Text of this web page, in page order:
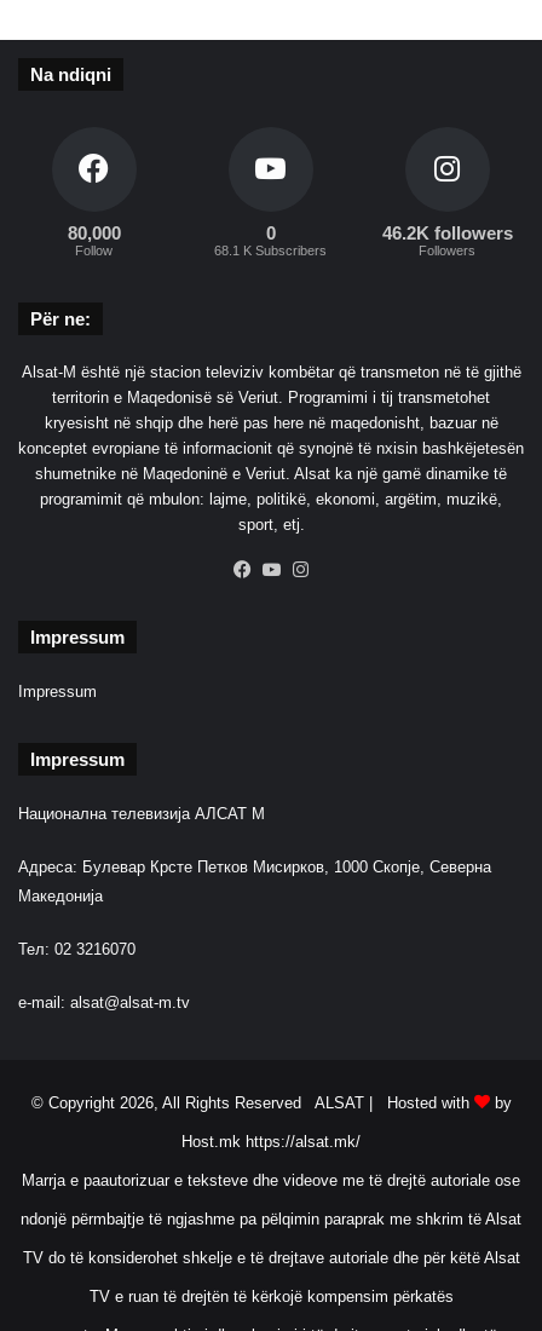
Na ndiqni
80,000
Follow
0
68.1 K Subscribers
46.2K followers
Followers
Për ne:
Alsat-M është një stacion televiziv kombëtar që transmeton në të gjithë
territorin e Maqedonisë së Veriut. Programimi i tij transmetohet
kryesisht në shqip dhe herë pas here në maqedonisht, bazuar në
konceptet evropiane të informacionit që synojnë të nxisin bashkëjetesën
shumetnike në Maqedoninë e Veriut. Alsat ka një gamë dinamike të
programimit që mbulon: lajme, politikë, ekonomi, argëtim, muzikë,
sport, etj.
Facebook
YouTube
Impressum
Impressum
Impressum
Национална телевизија АЛСАТ М
Адреса: Булевар Крсте Петков Мисирков, 1000 Скопје, Северна
Македонија
Тел: 02 3216070
e-mail: alsat@alsat-m.tv
© Copyright 2026, All Rights Reserved ALSAT | Hosted with by
Host.mk https://alsat.mk/
Marrja e paautorizuar e teksteve dhe videove me të drejtë autoriale ose
ndonjë përmbajtje të ngjashme pa pëlqimin paraprak me shkrim të Alsat
TV do të konsiderohet shkelje e të drejtave autoriale dhe për këtë Alsat
TV e ruan të drejtën të kërkojë kompensim përkatës